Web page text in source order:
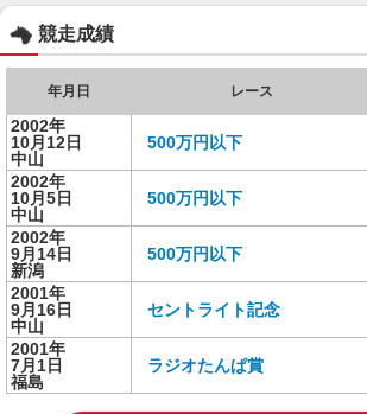
競走成績
年月日 レース
2002年
10月12日
中山
500万円以下
2002年
10月5日
中山
500万円以下
2002年
9月14日
新潟
500万円以下
2001年
9月16日
中山
セントライト記念
2001年
7月1日
福島
ラジオたんぱ賞